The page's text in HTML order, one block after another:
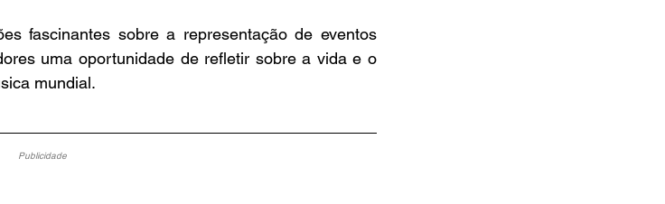
fascinantes sobre a representação de eventos
uma oportunidade de refletir sobre a vida e o
mundial.
Publicidade